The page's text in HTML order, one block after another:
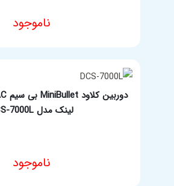
ناموجود
لینک مدل DCS-7000L
ناموجود